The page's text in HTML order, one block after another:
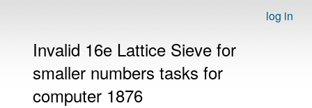
log in
Invalid 16e Lattice Sieve for
smaller numbers tasks for
computer 1876